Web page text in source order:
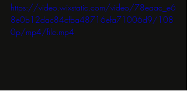
https://video.wixstatic.com/video/78eaac_e6
8e0b12dac84cfba48716efa71006d9/108
0p/mp4/file.mp4